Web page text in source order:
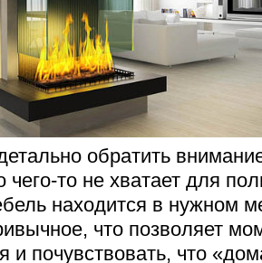
обратить
чего-то не хватает для
находится в нужном
что позволяет
и почувствовать, что